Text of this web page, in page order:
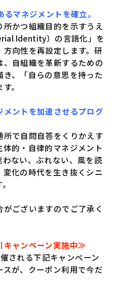
マネジメントを確立。
かつ組織目的を示すうえ
Identity）の言語化」を
向性を再設定します。研
自組織を革新するための
、「自らの意思を持った
。
メントを加速させるプログ
で自問自答をくりかえす
的・自律的マネジメント
ない、ぶれない、風を読
化の時代を生き抜くシニ
ございますのでご了承く
ャンペーン実施中≫
される下記キャンペーン
が、クーポン利用で今だ